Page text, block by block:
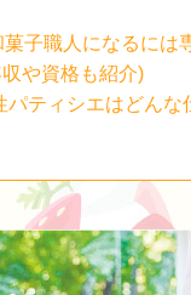
子職人になるには
や資格も紹介)
パティシエはどんな